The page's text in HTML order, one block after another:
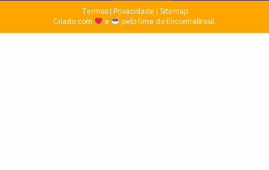
Termos| Privacidade
Sitemap
Criado com
e pelo time do EncontraBrasil